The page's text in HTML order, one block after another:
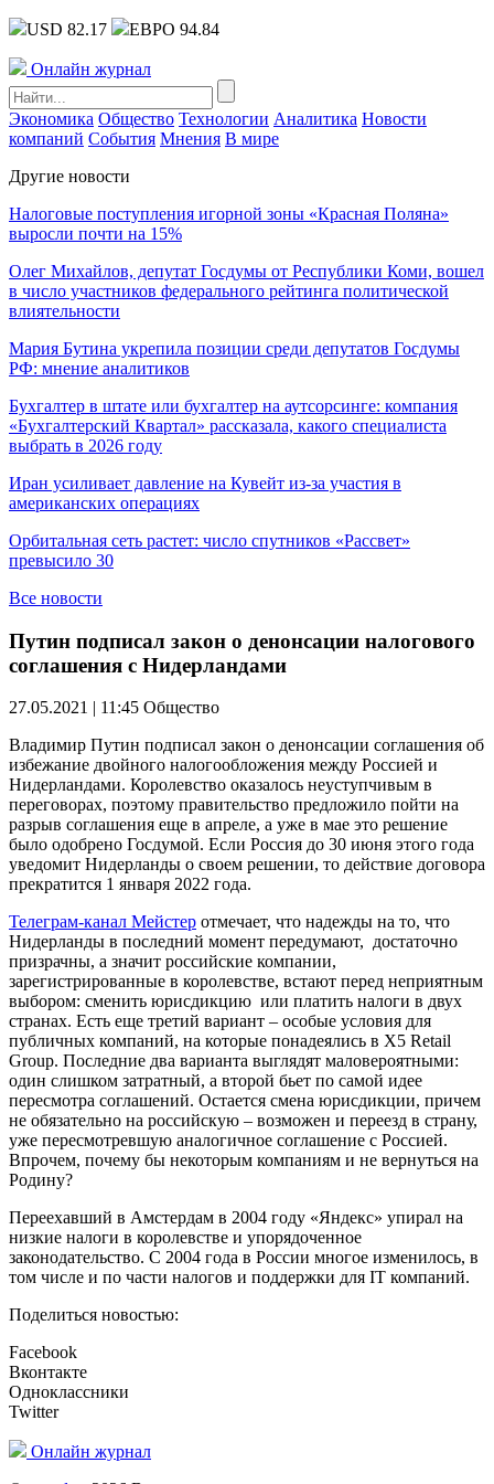
USD 82.17 ЕВРО 94.84
Онлайн журнал
Экономика Общество Технологии Аналитика Новости
компаний События Мнения В мире
Другие новости
Налоговые поступления игорной зоны «Красная Поляна»
выросли почти на 15%
Олег Михайлов, депутат Госдумы от Республики Коми, вошел
в число участников федерального рейтинга политической
влиятельности
Мария Бутина укрепила позиции среди депутатов Госдумы
РФ: мнение аналитиков
Бухгалтер в штате или бухгалтер на аутсорсинге: компания
«Бухгалтерский Квартал» рассказала, какого специалиста
выбрать в 2026 году
Иран усиливает давление на Кувейт из-за участия в
американских операциях
Орбитальная сеть растет: число спутников «Рассвет»
превысило 30
Все новости
Путин подписал закон о денонсации налогового
соглашения с Нидерландами
27.05.2021 | 11:45 Общество
Владимир Путин подписал закон о денонсации соглашения об
избежание двойного налогообложения между Россией и
Нидерландами. Королевство оказалось неуступчивым в
переговорах, поэтому правительство предложило пойти на
разрыв соглашения еще в апреле, а уже в мае это решение
было одобрено Госдумой. Если Россия до 30 июня этого года
уведомит Нидерланды о своем решении, то действие договора
прекратится 1 января 2022 года.
Телеграм-канал Мейстер отмечает, что надежды на то, что
Нидерланды в последний момент передумают, достаточно
призрачны, а значит российские компании,
зарегистрированные в королевстве, встают перед неприятным
выбором: сменить юрисдикцию или платить налоги в двух
странах. Есть еще третий вариант – особые условия для
публичных компаний, на которые понадеялись в X5 Retail
Group. Последние два варианта выглядят маловероятными:
один слишком затратный, а второй бьет по самой идее
пересмотра соглашений. Остается смена юрисдикции, причем
не обязательно на российскую – возможен и переезд в страну,
уже пересмотревшую аналогичное соглашение с Россией.
Впрочем, почему бы некоторым компаниям и не вернуться на
Родину?
Переехавший в Амстердам в 2004 году «Яндекс» упирал на
низкие налоги в королевстве и упорядоченное
законодательство. С 2004 года в России многое изменилось, в
том числе и по части налогов и поддержки для IT компаний.
Поделиться новостью:
Facebook
Вконтакте
Одноклассники
Twitter
Онлайн журнал